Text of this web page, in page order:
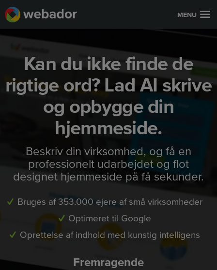
MENU
Kan du ikke finde de
rigtige ord? Lad AI skrive
og opbygge din
hjemmeside.
Beskriv din virksomhed, og få en
professionelt udarbejdet og flot
designet hjemmeside på få sekunder.
Bruges af 353.000 ejere af små virksomheder
Optimeret til Google
Oprettelse af indhold med kunstig intelligens
Fremragende